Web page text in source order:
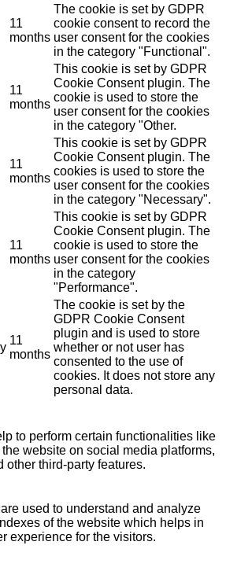
11
months
The cookie is set by GDPR
cookie consent to record the
user consent for the cookies
in the category "Functional".
11
months
This cookie is set by GDPR
Cookie Consent plugin. The
cookie is used to store the
user consent for the cookies
in the category "Other.
11
months
This cookie is set by GDPR
Cookie Consent plugin. The
cookies is used to store the
user consent for the cookies
in the category "Necessary".
11
months
This cookie is set by GDPR
Cookie Consent plugin. The
cookie is used to store the
user consent for the cookies
in the category
"Performance".
11
months
The cookie is set by the
GDPR Cookie Consent
plugin and is used to store
whether or not user has
consented to the use of
cookies. It does not store any
personal data.
to perform certain functionalities like
website on social media platforms,
other third-party features.
used to understand and analyze
of the website which helps in
experience for the visitors.